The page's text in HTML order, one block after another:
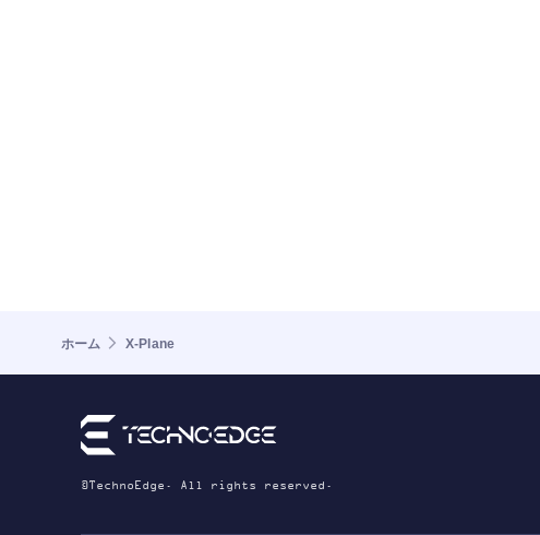
ホーム X-Plane
©TechnoEdge. All rights reserved.